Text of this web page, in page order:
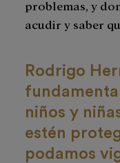
problemas, y
acudir y saber
Rodrigo
niños y
estén
podamos